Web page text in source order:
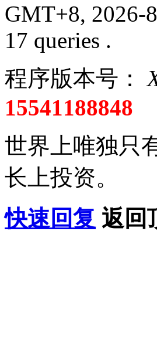
GMT+8, 2026-
17 queries .
程序版本号：
15541188848
世界上唯独只
长上投资。
快速回复 返回